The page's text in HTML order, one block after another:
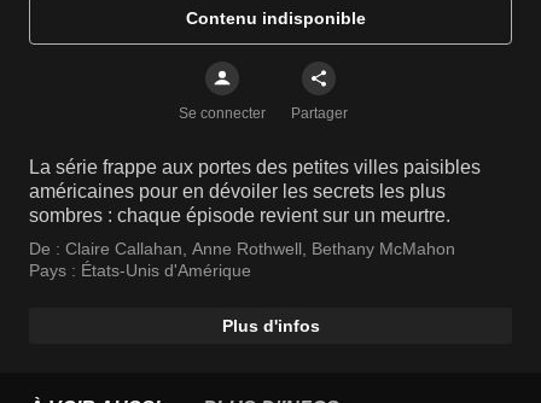
Contenu indisponible
Se connecter Partager
La série frappe aux portes des petites villes paisibles
américaines pour en dévoiler les secrets les plus
sombres : chaque épisode revient sur un meurtre.
De : Claire Callahan Anne Rothwell
Bethany McMahon
Pays : États-Unis d'Amérique
Plus d'infos